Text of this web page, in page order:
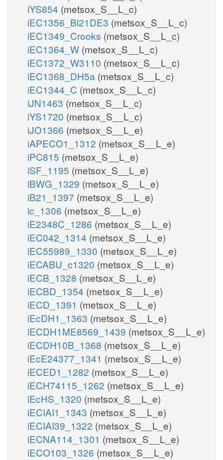
iYS854 (metsox_S__L_c)
iEC1356_Bl21DE3 (metsox_S__L_c)
iEC1349_Crooks (metsox_S__L_c)
iEC1364_W (metsox_S__L_c)
iEC1372_W3110 (metsox_S__L_c)
iEC1368_DH5a (metsox_S__L_c)
iEC1344_C (metsox_S__L_c)
iJN1463 (metsox_S__L_c)
iYS1720 (metsox_S__L_c)
iJO1366 (metsox_S__L_e)
iAPECO1_1312 (metsox_S__L_e)
iPC815 (metsox_S__L_e)
iSF_1195 (metsox_S__L_e)
iBWG_1329 (metsox_S__L_e)
iB21_1397 (metsox_S__L_e)
ic_1306 (metsox_S__L_e)
iE2348C_1286 (metsox_S__L_e)
iEC042_1314 (metsox_S__L_e)
iEC55989_1330 (metsox_S__L_e)
iECABU_c1320 (metsox_S__L_e)
iECB_1328 (metsox_S__L_e)
iECBD_1354 (metsox_S__L_e)
iECD_1391 (metsox_S__L_e)
iEcDH1_1363 (metsox_S__L_e)
iECDH1ME8569_1439 (metsox_S__L_e)
iECDH10B_1368 (metsox_S__L_e)
iEcE24377_1341 (metsox_S__L_e)
iECED1_1282 (metsox_S__L_e)
iECH74115_1262 (metsox_S__L_e)
iEcHS_1320 (metsox_S__L_e)
iECIAI1_1343 (metsox_S__L_e)
iECIAI39_1322 (metsox_S__L_e)
iECNA114_1301 (metsox_S__L_e)
iECO103_1326 (metsox_S__L_e)